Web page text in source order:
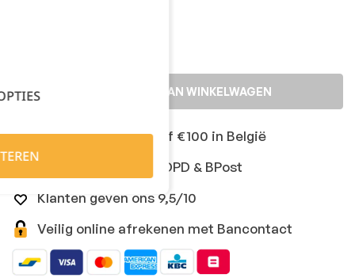
TOEVOEGEN AAN WINKELWAGEN
Gratis levering vanaf €100 in België
Snelle levering met DPD & BPost
Klanten geven ons 9,5/10
Veilig online afrekenen met Bancontact